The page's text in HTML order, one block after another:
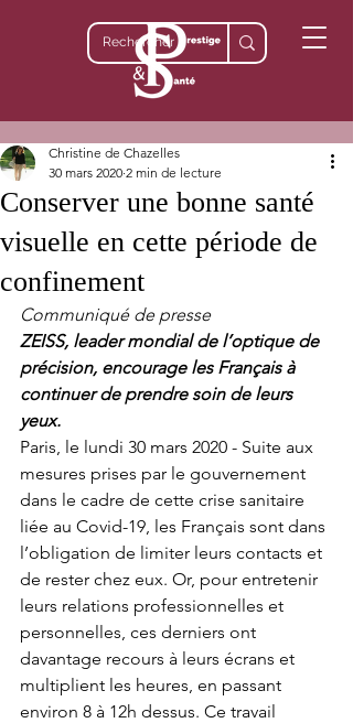
Conserver une bonne santé
visuelle en cette période de
confinement
Christine de Chazelles
30 mars 2020 2 min de lecture
Communiqué de presse
ZEISS, leader mondial de l’optique de
précision, encourage les Français à
continuer de prendre soin de leurs
yeux.
Paris, le lundi 30 mars 2020 - Suite aux
mesures prises par le gouvernement
dans le cadre de cette crise sanitaire
liée au Covid-19, les Français sont dans
l’obligation de limiter leurs contacts et
de rester chez eux. Or, pour entretenir
leurs relations professionnelles et
personnelles, ces derniers ont
davantage recours à leurs écrans et
multiplient les heures, en passant
environ 8 à 12h dessus. Ce travail